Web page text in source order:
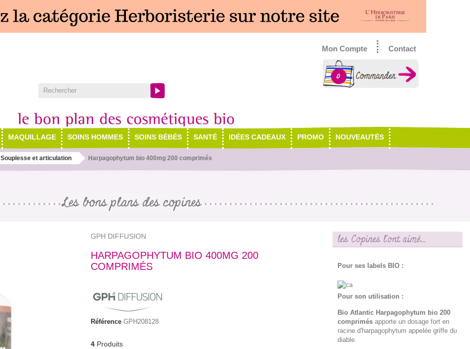
Contact
Mon Compte
0
MAQUILLAGE SOINS HOMMES SOINS BÉBÉS SANTÉ IDÉES CADEAUX PROMO NOUVEAUTÉS
Souplesse et articulation Harpagophytum bio 400mg 200 comprimés
Les bons plans des copines
GPH DIFFUSION
HARPAGOPHYTUM BIO 400MG 200
COMPRIMÉS
Référence GPH208128
4 Produits
les Copines l'ont aimé...
Pour ses labels BIO :
Pour son utilisation :
Bio Atlantic Harpagophytum bio 200
comprimésapporte un dosage fort en
racine d'harpagophytum appelée griffe du
diable.